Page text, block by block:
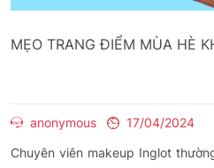
MẸO TRANG ĐIỂM MÙA HÈ
anonymous
17/04/2024
Chuyên viên makeup Inglot